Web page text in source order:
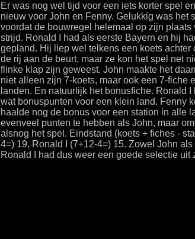
Er was nog wel tijd voor een iets korter spel
nieuw voor John en Fenny. Gelukkig was het
voordat de bouwregel helemaal op zijn
strijd. Ronald I had als eerste Bayern en hij
gepland. Hij liep wel telkens een koets
de rij aan de beurt, maar ze kon het spel net
flinke klap zijn geweest. John maakte het
niet alleen zijn 7-koets, maar ook een 7-fiche
landen. En natuurlijk het bonusfiche. Ronald
wat bonuspunten voor een klein land. Fenny
haalde nog de bonus voor een station in alle
evenveel punten te hebben als John, maar
alsnog het spel. Eindstand (koets + fiches -
4=) 19, Ronald I (7+12-4=) 15. Zowel John
Ronald I had dus weer een goede selectie uit